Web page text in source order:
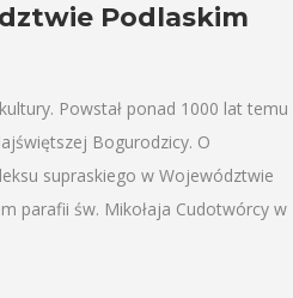
Podlaskim
Powstał ponad 1000 lat temu
Bogurodzicy. O
supraskiego w Województwie
parafii św. Mikołaja Cudotwórcy w